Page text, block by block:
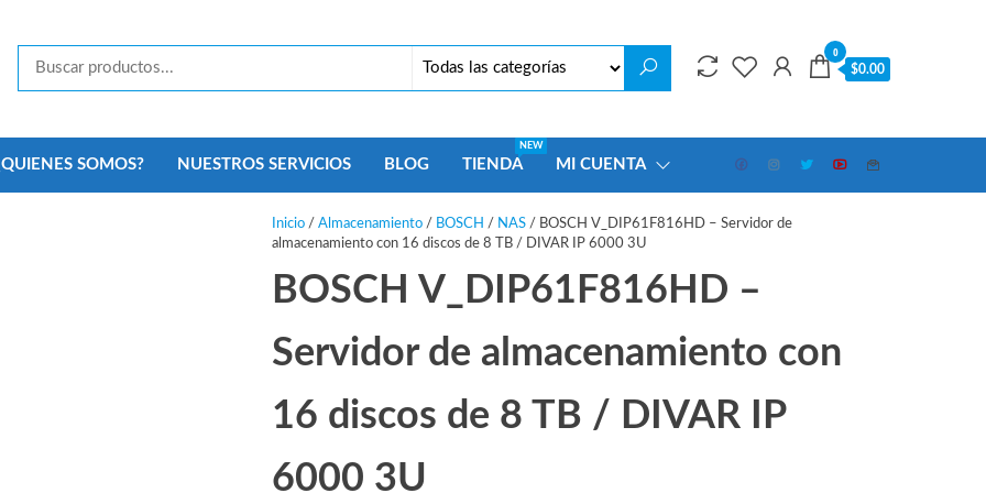
Security
Monterrey
0
$0.00
SOMOS? NUESTROS SERVICIOS BLOG TIENDA
NEW
MI CUENTA
Inicio/ Almacenamiento/ BOSCH / NAS/ BOSCH V_DIP61F816HD – Servidor de
almacenamiento con 16 discos de 8 TB / DIVAR IP 6000 3U
BOSCH V_DIP61F816HD –
Servidor de almacenamiento con
16 discos de 8 TB / DIVAR IP
6000 3U